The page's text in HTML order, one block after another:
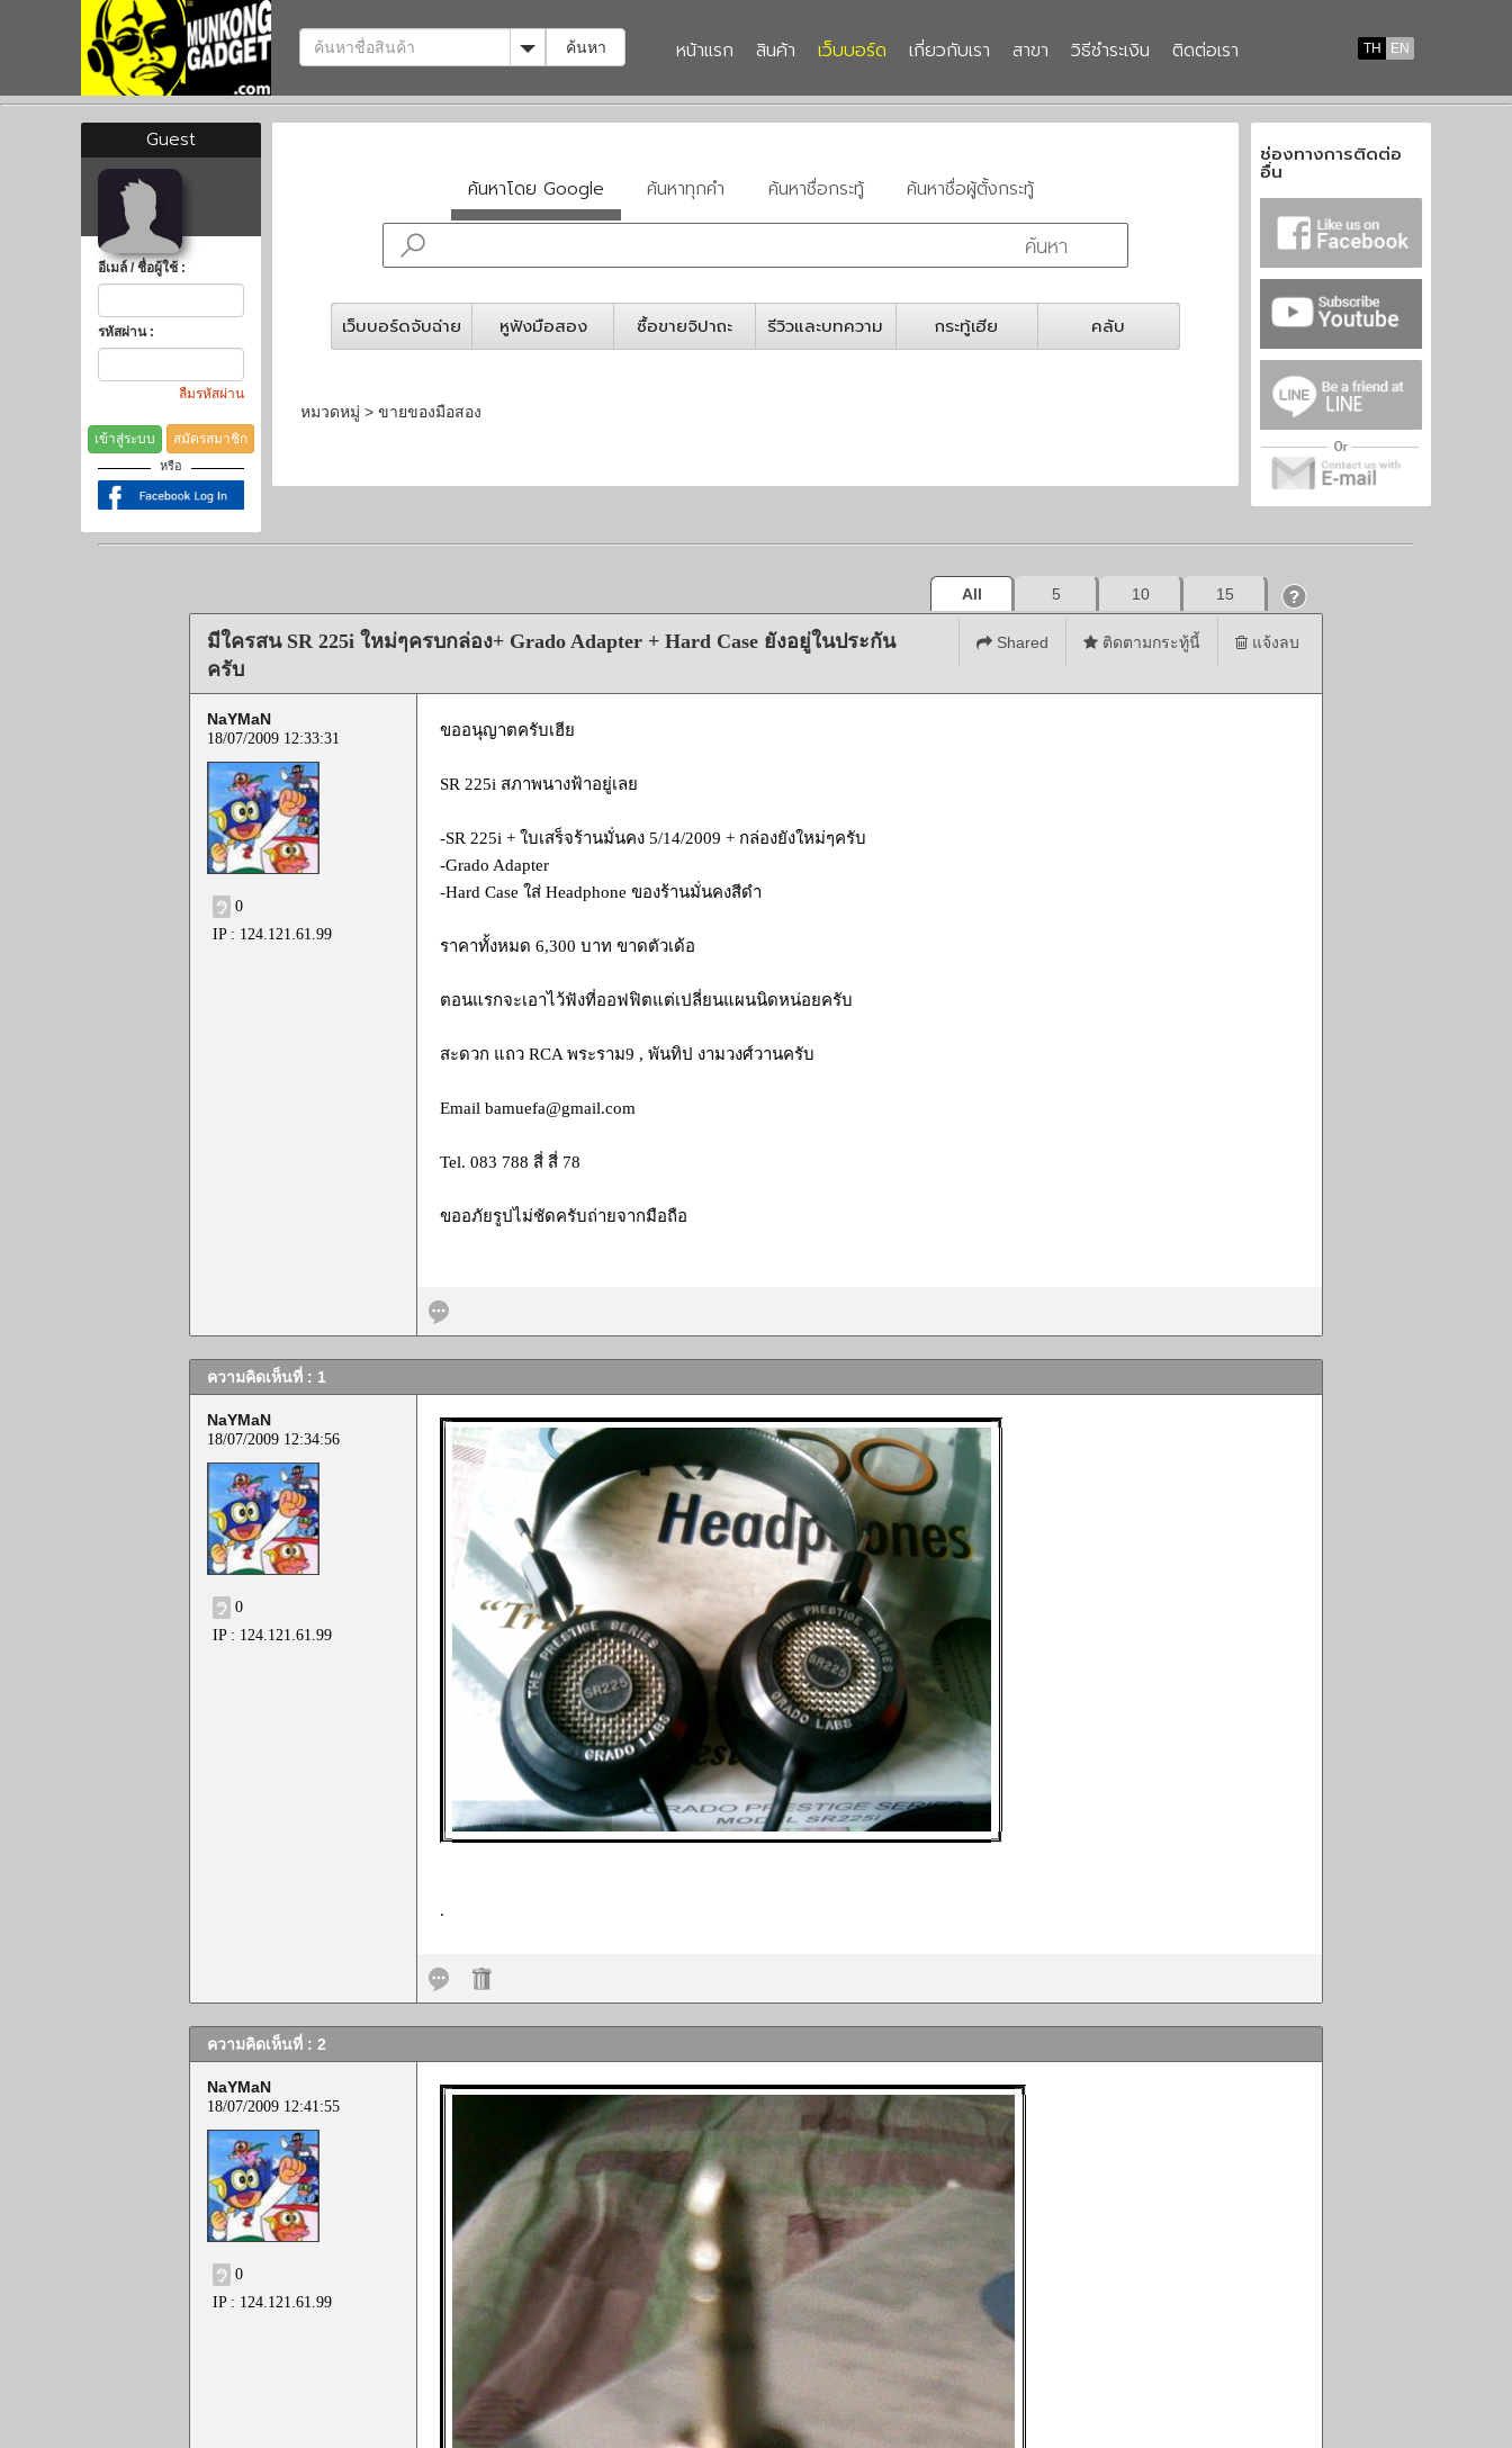
Toggle Dropdown
ค้นหา TH EN
หน้าแรก สินค้า เว็บบอร์ด เกี่ยวกับเรา สาขา วิธีชำระเงิน ติดต่อเรา
Guest
อีเมล์ / ชื่อผู้ใช้ :
รหัสผ่าน :
ลืมรหัสผ่าน
เข้าสู่ระบบ สมัครสมาชิก
หรือ
ค้นหาโดย Google ค้นหาทุกคำ ค้นหาชื่อกระทู้ ค้นหาชื่อผู้ตั้งกระทู้
เว็บบอร์ดจับฉ่าย หูฟังมือสอง ซื้อขายจิปาถะ รีวิวและบทความ กระทู้เฮีย คลับ
หมวดหมู่ > ขายของมือสอง
ช่องทางการติดต่อ
อื่น
All 5 10 15
มีใครสน SR 225i ใหม่ๆครบกล่อง+ Grado Adapter + Hard Case ยังอยู่ในประกัน
ครับ
Shared ติดตามกระทู้นี้ แจ้งลบ
NaYMaN
18/07/2009 12:33:31
0
IP : 124.121.61.99
ขออนุญาตครับเฮีย
SR 225i สภาพนางฟ้าอยู่เลย
-SR 225i + ใบเสร็จร้านมั่นคง 5/14/2009 + กล่องยังใหม่ๆครับ
-Grado Adapter
-Hard Case ใส่ Headphone ของร้านมั่นคงสีดำ
ราคาทั้งหมด 6,300 บาท ขาดตัวเด้อ
ตอนแรกจะเอาไว้ฟังที่ออฟฟิตแต่เปลี่ยนแผนนิดหน่อยครับ
สะดวก แถว RCA พระราม9 , พันทิป งามวงศ์วานครับ
Emailbamuefa@gmail.com
Tel. 083 788 สี่ สี่ 78
ขออภัยรูปไม่ชัดครับถ่ายจากมือถือ
ความคิดเห็นที่ : 1
NaYMaN
18/07/2009 12:34:56
0
IP : 124.121.61.99
.
ความคิดเห็นที่ : 2
NaYMaN
18/07/2009 12:41:55
0
IP : 124.121.61.99